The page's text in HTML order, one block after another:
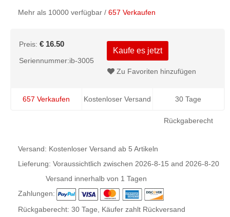
Mehr als 10000 verfügbar / 657 Verkaufen
Preis: € 16.50
Seriennummer:ib-3005
Kaufe es jetzt
Zu Favoriten hinzufügen
657 Verkaufen Kostenloser Versand 30 Tage
Rückgaberecht
Versand: Kostenloser Versand ab 5 Artikeln
Lieferung: Voraussichtlich zwischen 2026-8-15 and 2026-8-20
Versand innerhalb von 1 Tagen
Zahlungen:
Rückgaberecht: 30 Tage, Käufer zahlt Rückversand